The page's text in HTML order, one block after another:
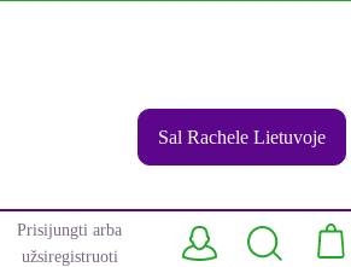
Sal Rachele Lietuvoje
Prisijungti arba
užsiregistruoti